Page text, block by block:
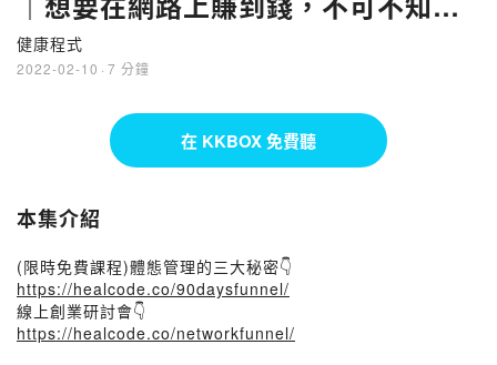
三種流量觀念！｜健康程式｜水滸 -
EP32
健康程式
2022-02-10 · 7 分鐘
在 KKBOX 免費聽
本集介紹
(限時免費課程)體態管理的三大秘密👇
https://healcode.co/90daysfunnel/
線上創業研討會👇
https://healcode.co/networkfunnel/